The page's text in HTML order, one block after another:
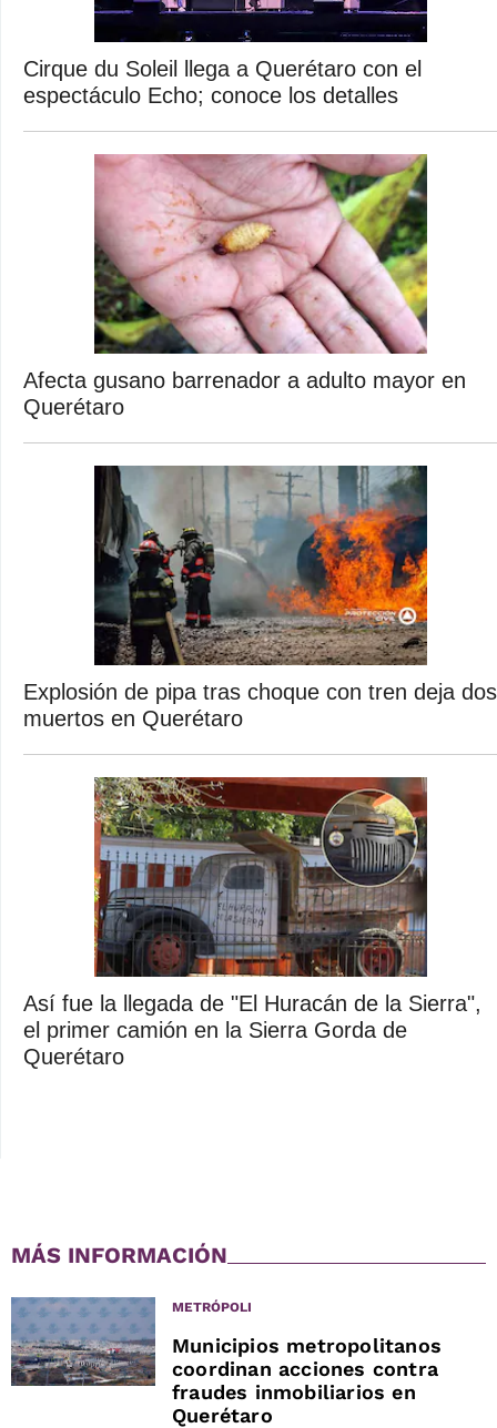
Cirque du Soleil llega a Querétaro con el
espectáculo Echo; conoce los detalles
Afecta gusano barrenador a adulto mayor en
Querétaro
Explosión de pipa tras choque con tren deja dos
muertos en Querétaro
Así fue la llegada de "El Huracán de la Sierra",
el primer camión en la Sierra Gorda de
Querétaro
MÁS INFORMACIÓN
METRÓPOLI
Municipios metropolitanos
coordinan acciones contra
fraudes inmobiliarios en
Querétaro